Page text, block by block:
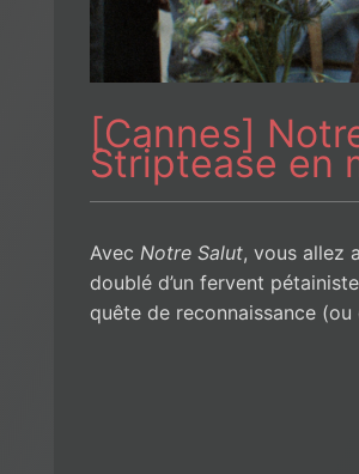
[Cannes]
Striptease en
Avec Notre Salut, vous allez
doublé d’un fervent
quête de reconnaissance